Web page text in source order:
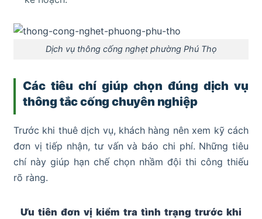
Dịch vụ thông cống nghẹt phường Phú Thọ
Các tiêu chí giúp chọn đúng dịch vụ
thông tắc cống chuyên nghiệp
Trước khi thuê dịch vụ, khách hàng nên xem kỹ cách
đơn vị tiếp nhận, tư vấn và báo chi phí. Những tiêu
chí này giúp hạn chế chọn nhầm đội thi công thiếu
rõ ràng.
Ưu tiên đơn vị kiểm tra tình trạng trước khi